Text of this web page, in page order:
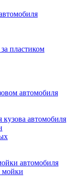
пластиком
автомобиля
кузова автомобиля
автомобиля
мойки